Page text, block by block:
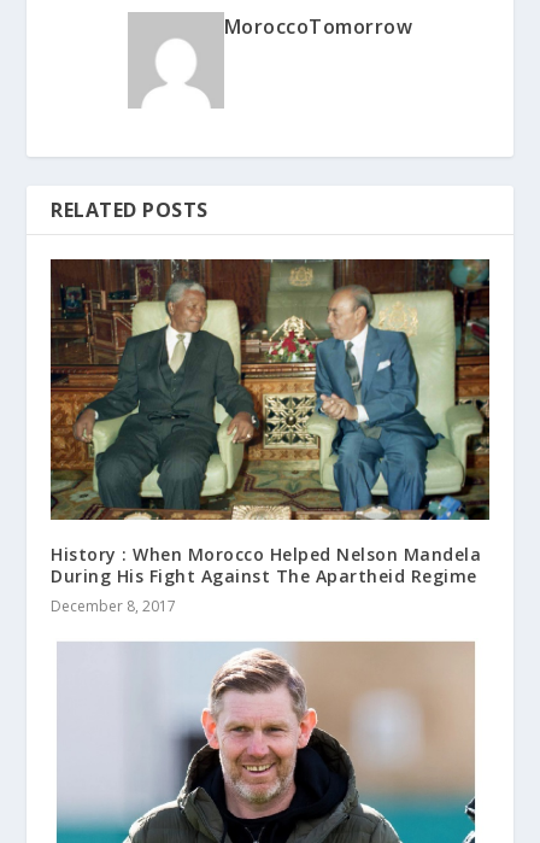
MoroccoTomorrow
RELATED POSTS
History : When Morocco Helped Nelson Mandela
During His Fight Against The Apartheid Regime
December 8, 2017